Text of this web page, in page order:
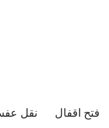
فتح اقفال نقل